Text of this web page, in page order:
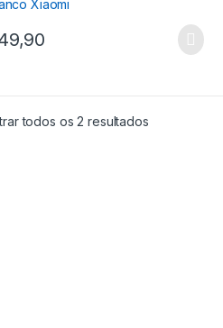
todos os 2 resultados